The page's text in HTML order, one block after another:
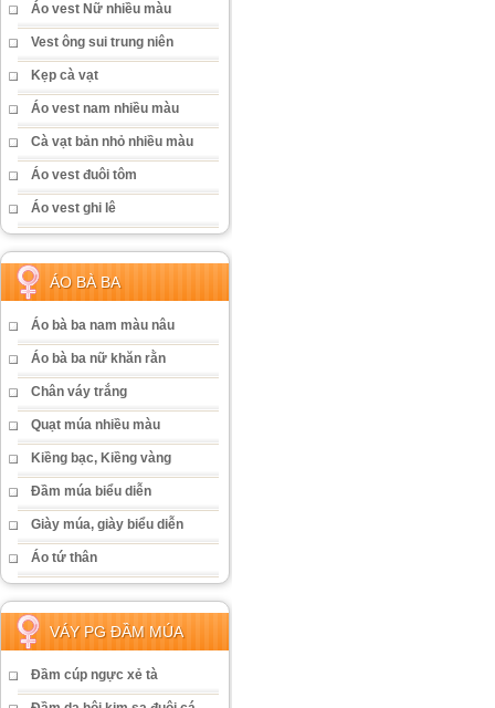
Áo vest Nữ nhiều màu
Vest ông sui trung niên
Kẹp cà vạt
Áo vest nam nhiều màu
Cà vạt bản nhỏ nhiều màu
Áo vest đuôi tôm
Áo vest ghi lê
ÁO BÀ BA
Áo bà ba nam màu nâu
Áo bà ba nữ khăn rằn
Chân váy trắng
Quạt múa nhiều màu
Kiềng bạc, Kiềng vàng
Đầm múa biểu diễn
Giày múa, giày biểu diễn
Áo tứ thân
VÁY PG ĐẦM MÚA
Đầm cúp ngực xẻ tà